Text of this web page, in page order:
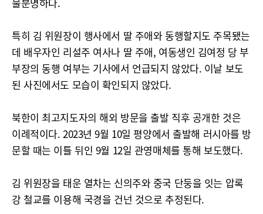
특히 김 위원장이 행사에서 딸 주애와 동행할지도 주목됐는
데 배우자인 리설주 여사나 딸 주애, 여동생인 김여정 당 부
부장의 동행 여부는 기사에서 언급되지 않았다. 이날 보도
된 사진에서도 모습이 확인되지 않았다.
북한이 최고지도자의 해외 방문을 출발 직후 공개한 것은
이례적이다. 2023년 9월 10일 평양에서 출발해 러시아를 방
문할 때는 이틀 뒤인 9월 12일 관영매체를 통해 보도했다.
김 위원장을 태운 열차는 신의주와 중국 단둥을 잇는 압록
강 철교를 이용해 국경을 건넌 것으로 추정된다.